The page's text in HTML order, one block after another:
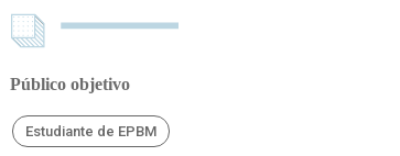
Público objetivo
Estudiante de EPBM